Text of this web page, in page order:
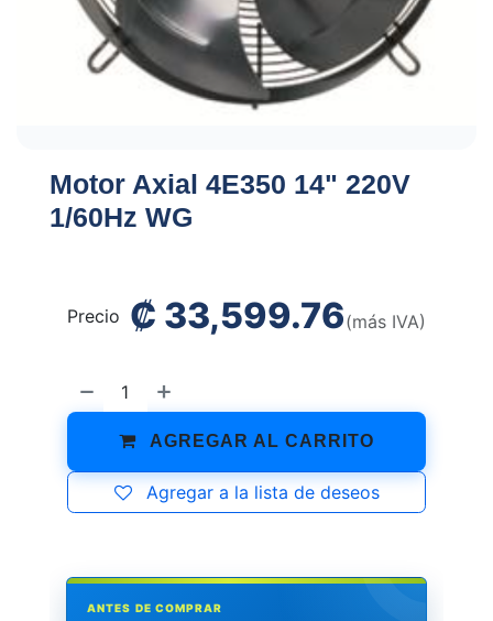
Motor Axial 4E350 14" 220V
1/60Hz WG
AGREGAR AL CARRITO
Agregar a la lista de deseos
Precio ₡ 33,599.76(más IVA)
ANTES DE COMPRAR